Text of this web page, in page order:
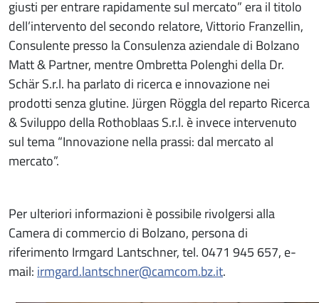
giusti per entrare rapidamente sul mercato” era il titolo
dell’intervento del secondo relatore, Vittorio Franzellin,
Consulente presso la Consulenza aziendale di Bolzano
Matt & Partner, mentre Ombretta Polenghi della Dr.
Schär S.r.l. ha parlato di ricerca e innovazione nei
prodotti senza glutine. Jürgen Röggla del reparto Ricerca
& Sviluppo della Rothoblaas S.r.l. è invece intervenuto
sul tema “Innovazione nella prassi: dal mercato al
mercato”.
Per ulteriori informazioni è possibile rivolgersi alla
Camera di commercio di Bolzano, persona di
riferimento Irmgard Lantschner, tel. 0471 945 657, e-
mail: irmgard.lantschner@camcom.bz.it.